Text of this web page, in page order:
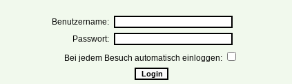
Benutzername:
Passwort:
Bei jedem Besuch automatisch einloggen: